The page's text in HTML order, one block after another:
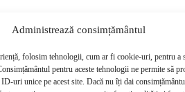
Administrează consimțământul
folosim tehnologii, cum ar fi cookie-uri, pentru a
pentru aceste tehnologii ne permite să
uri unice pe acest site. Dacă nu îți dai